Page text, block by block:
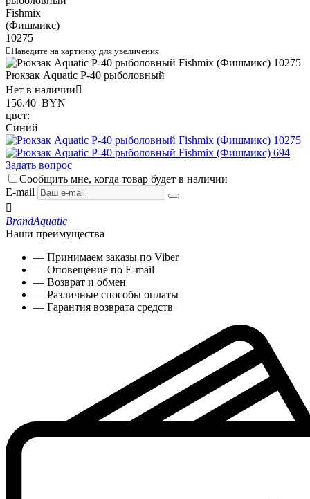
Наведите на картинку для увеличения
Рюкзак Aquatic Р-40 рыболовный
Нет в наличии
156.40 BYN
цвет:
Синий
Задать вопрос
Сообщить мне, когда товар будет в наличии
E-mail

BrandAquatic
Наши преимущества
— Принимаем заказы по Viber
— Оповещение по E-mail
— Возврат и обмен
— Различные способы оплаты
— Гарантия возврата средств